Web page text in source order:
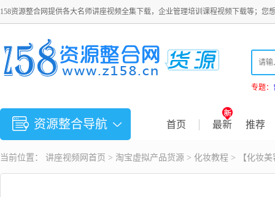
158资源整合网提供各大名师讲座视频全集下载，企业管理培训课程视频下载等；您
专题：
资源整合导航 首页 最新 推荐
当前位置： 讲座视频 网首页 > 淘宝虚拟产品货源 > 化妆教程 > 【化妆